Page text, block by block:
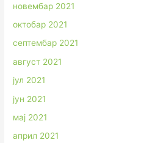
новембар 2021
октобар 2021
септембар 2021
август 2021
јул 2021
јун 2021
мај 2021
април 2021